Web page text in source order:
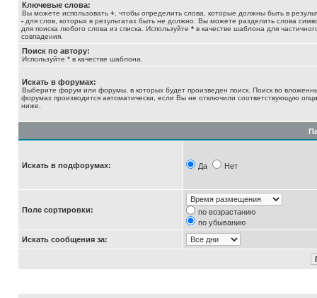
Ключевые слова:
Вы можете использовать + , чтобы определить слова, которые должны быть в
- для слов, которых в результатах быть не должно. Вы можете разделить слова
для поиска любого слова из списка. Используйте * в качестве шаблона для
совпадения.
Поиск по автору:
Используйте * в качестве шаблона.
Искать в форумах:
Выберите форум или форумы, в которых будет произведен поиск. Поиск во
форумах производится автоматически, если Вы не отключили соответствующую
ниже.
Искать в подфорумах: Да Нет
Поле сортировки:
по возрастанию
по убыванию
Искать сообщения за: